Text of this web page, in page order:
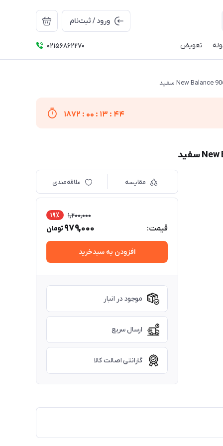
ورود / ثبت‌نام
تعویض
02156862270
1872 : 00 : 13 : 44
مقایسه علاقه‌مندی
قیمت:
1,200,000 19٪
979,000تومان
افزودن به سبدخرید
موجود در انبار
ارسال سریع
گارانتی اصالت کالا